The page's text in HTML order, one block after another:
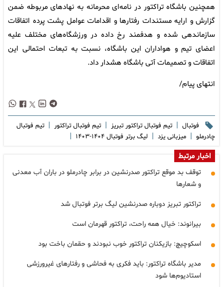
همچنین باشگاه تراکتور در نامه‌ای محرمانه‌ به نهادهای مربوطه ضمن
گزارش و ارایه مستندات رفتارها و‌ اقدامات عوامل پشت پرده اتفاقات
سازماندهی شده و هدفمند رخ داده در ورزشگاه‌های مختلف علیه
اعضای تیم و هواداران این باشگاه، نسبت به تبعات احتمالی این
اتفاقات و تصمیمات آتی باشگاه هشدار داد.
انتهای پیام/
فوتبال | تیم فوتبال تراکتور تبریز | تیم فوتبال تراکتور | تیم فوتبال
چادرملو | میزبانی یزد | لیگ برتر فوتبال ۱۴۰۴-۱۴۰۳ |
اخبار مرتبط
توقف بد موقع تراکتور صدرنشین در برابر چادرملو در باران آب معدنی
و شعارها
تراکتور تبریز دوباره صدرنشین لیگ برتر فوتبال شد
بیرانوند: خیال همه راحت، تراکتور قهرمان است
اسکوچیچ: بازیکنان تراکتور خوب نبودند و حقمان باخت بود
مدیر باشگاه تراکتور: باید فکری به فحاشی و رفتارهای غیرورزشی
استادیوم‌ها شود